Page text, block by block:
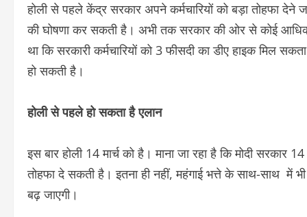
होली से पहले केंद्र सरकार अपने कर्मचारियों को बड़ा तोहफा देने
की घोषणा कर सकती है। अभी तक सरकार की ओर से कोई
था कि सरकारी कर्मचारियों को 3 फीसदी का डीए हाइक मिल
हो सकती है।
होली से पहले हो सकता है एलान
इस बार होली 14 मार्च को है। माना जा रहा है कि मोदी सरकार
तोहफा दे सकती है। इतना ही नहीं, महंगाई भत्ते के साथ-साथ में
बढ़ जाएगी।